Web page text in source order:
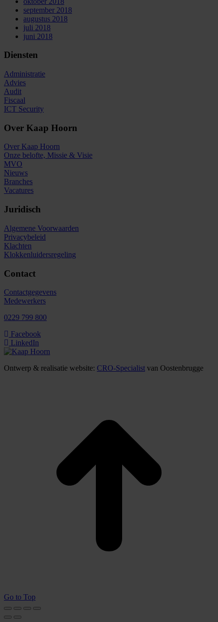
september 2018
augustus 2018
juli 2018
juni 2018
Diensten
Administratie
Advies
Audit
Fiscaal
ICT Security
Over Kaap Hoorn
Over Kaap Hoorn
Onze belofte, Missie & Visie
MVO
Nieuws
Branches
Vacatures
Juridisch
Algemene Voorwaarden
Privacybeleid
Klachten
Klokkenluidersregeling
Contact
Contactgegevens
Medewerkers
0229 799 800
Facebook
LinkedIn
Ontwerp & realisatie website: CRO-Specialist van Oostenbrugge
Go to Top